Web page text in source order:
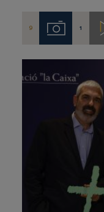
9 Imágenes
1